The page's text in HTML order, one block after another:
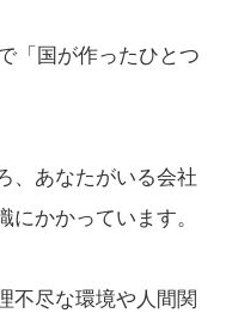
「国が作ったひとつ
、あなたがいる会社
かかっています。
不尽な環境や人間関